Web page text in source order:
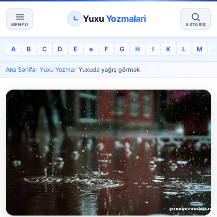
MENYU
Yuxu Yozmalari
AXTARIŞ
A B C D E ə F G H I K L M
Ana Səhifə Yuxu Yozma Yuxuda yağış görmək